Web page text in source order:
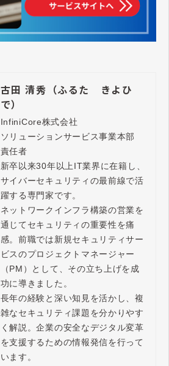
古田 清秀（ふるた きよひ
で）
InfiniCore株式会社
ソリューションサービス事業本部
責任者
新卒以来30年以上IT業界に在籍し、
サイバーセキュリティの最前線で活
躍する専門家です。
ネットワークインフラ構築の営業を
通じてセキュリティの重要性を痛
感。前職では新規セキュリティサー
ビスのプロジェクトマネージャー
（PM）として、その立ち上げを成
功に導きました。
長年の経験と深い知見を活かし、複
雑なセキュリティ課題を分かりやす
く解説。企業の安全なデジタル変革
を支援するための情報発信を行って
います。